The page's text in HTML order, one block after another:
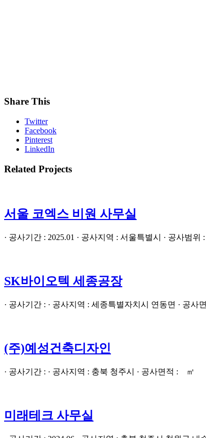
Share This
Twitter
Facebook
Pinterest
LinkedIn
Related Projects
서울 코엑스 비원 사무실
· 공사기간 : 2025.01 · 공사지역 : 서울특별시 · 공사범
SK바이오텍 세종공장
· 공사기간 : · 공사지역 : 세종특별자치시 연동면 · 공사
(주)예성건축디자인
· 공사기간 : · 공사지역 : 충북 청주시 · 공사면적 : ㎡
미래테크 사무실